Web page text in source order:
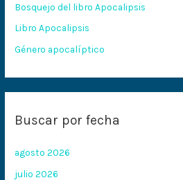
r
:
Bosquejo del libro Apocalipsis
Libro Apocalipsis
Género apocalíptico
Buscar por fecha
agosto 2026
julio 2026